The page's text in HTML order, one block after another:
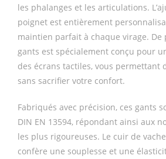
les phalanges et les articulations.
poignet est entièrement
maintien parfait à chaque virage. De
gants est spécialement conçu pour
des écrans tactiles, vous permettant
sans sacrifier votre confort.
Fabriqués avec précision, ces gants
DIN EN 13594, répondant ainsi aux
les plus rigoureuses. Le cuir de
confère une souplesse et une